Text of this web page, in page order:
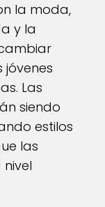
la moda,
y la
Las
siendo
estilos
las